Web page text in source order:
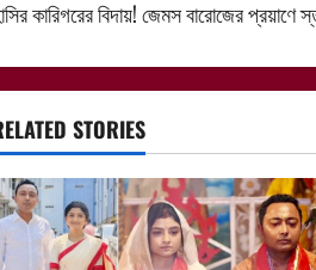
কারিগরের বিদায়! জেমস বারোজের প্রয়াণে
STORIES